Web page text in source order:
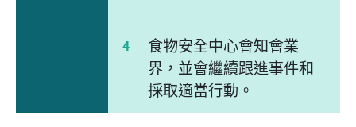
食物安全中心會知會業
界，並會繼續跟進事件和
採取適當行動。